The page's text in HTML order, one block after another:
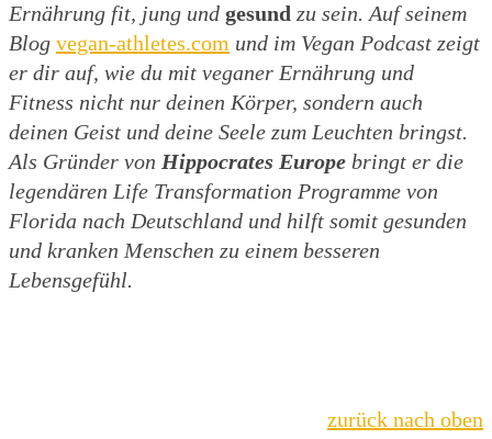
Ernährung fit, jung und gesund zu sein. Auf seinem
Blog vegan-athletes.com und im Vegan Podcast zeigt
er dir auf, wie du mit veganer Ernährung und
Fitness nicht nur deinen Körper, sondern auch
deinen Geist und deine Seele zum Leuchten bringst.
Als Gründer von Hippocrates Europe bringt er die
legendären Life Transformation Programme von
Florida nach Deutschland und hilft somit gesunden
und kranken Menschen zu einem besseren
Lebensgefühl.
zurück nach oben